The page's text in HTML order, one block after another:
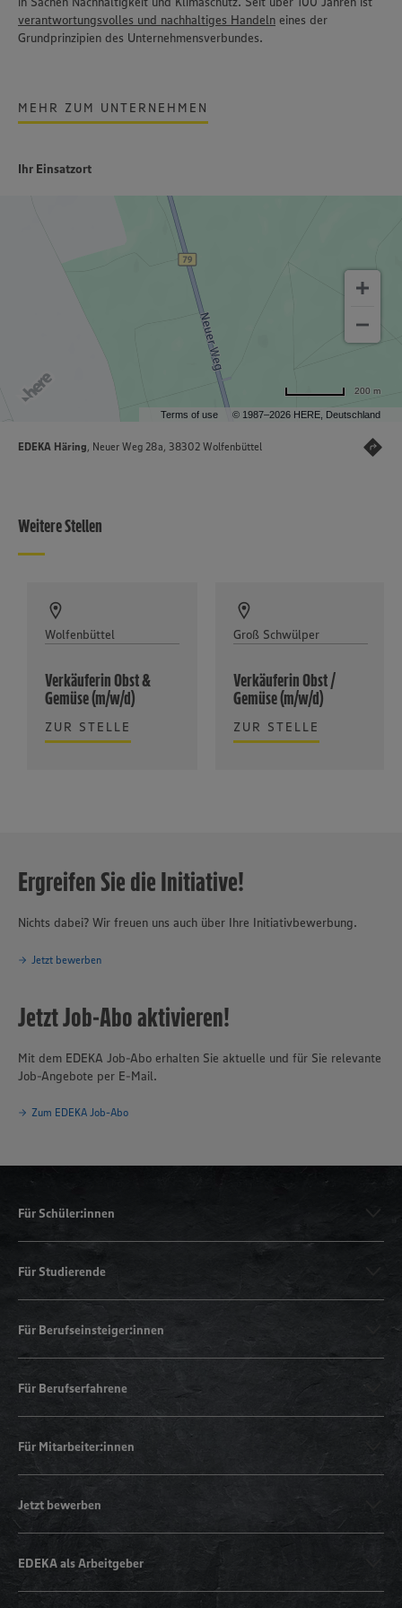
verantwortungsvolles und nachhaltiges Handeln eines der
Grundprinzipien des Unternehmensverbundes.
MEHR ZUM UNTERNEHMEN
Ihr Einsatzort
Terms of use © 1987–2026 HERE, Deutschland
200 m
EDEKA Häring, Neuer Weg 28a, 38302 Wolfenbüttel
Weitere Stellen
Wolfenbüttel
Verkäuferin Obst &
Gemüse (m/w/d)
ZUR STELLE
Groß Schwülper
Verkäuferin Obst /
Gemüse (m/w/d)
ZUR STELLE
Ergreifen Sie die Initiative!
Nichts dabei? Wir freuen uns auch über Ihre Initiativbewerbung.
Jetzt bewerben
Jetzt Job-Abo aktivieren!
Mit dem EDEKA Job-Abo erhalten Sie aktuelle und für Sie relevante
Job-Angebote per E-Mail.
Zum EDEKA Job-Abo
Für Schüler:innen
Für Studierende
Für Berufseinsteiger:innen
Für Berufserfahrene
Für Mitarbeiter:innen
Jetzt bewerben
EDEKA als Arbeitgeber